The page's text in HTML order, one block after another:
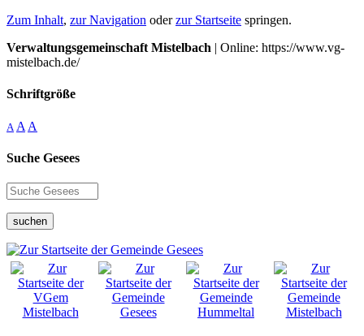
Zum Inhalt, zur Navigation oderzur Startseite springen.
Verwaltungsgemeinschaft Mistelbach | Online: https://www.vg-
mistelbach.de/
Schriftgröße
A A A
Suche Gesees
suchen